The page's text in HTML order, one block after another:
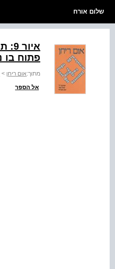
שלום אורח
פתוח בו נמצאים
מתוך:אום ריחן >
אל הספר